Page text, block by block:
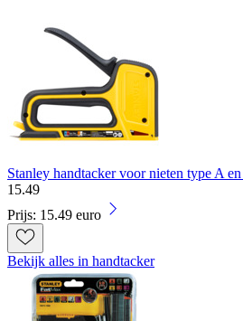
Stanley handtacker voor nieten type A
15.49
Prijs: 15.49 euro
Bekijk alles in handtacker